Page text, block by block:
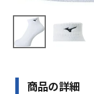
特定商取引法
プライバシーポリシー
商品の詳細